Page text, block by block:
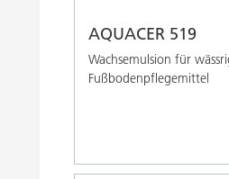
AQUACER 519
Wachsemulsion für
Fußbodenpflegemittel